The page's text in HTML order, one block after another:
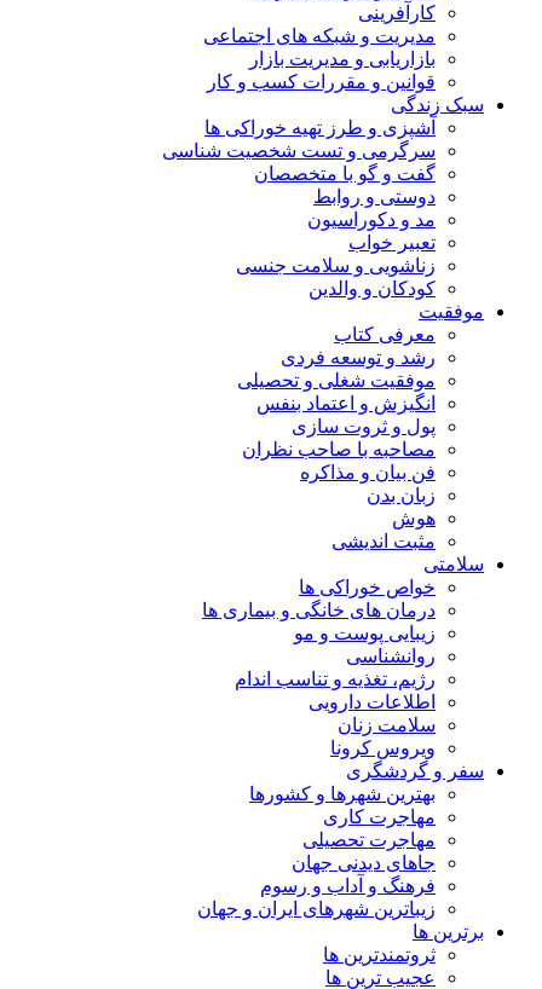
کارآفرینی
مدیریت و شبکه های اجتماعی
بازاریابی و مدیریت بازار
قوانین و مقررات کسب و کار
سبک زندگی
آشپزی و طرز تهیه خوراکی ها
سرگرمی و تست شخصیت شناسی
گفت و گو با متخصصان
دوستی و روابط
مد و دکوراسیون
تعبیر خواب
زناشویی و سلامت جنسی
کودکان و والدین
موفقیت
معرفی کتاب
رشد و توسعه فردی
موفقیت شغلی و تحصیلی
انگیزش و اعتماد بنفس
پول و ثروت سازی
مصاحبه با صاحب نظران
فن بیان و مذاکره
زبان بدن
هوش
مثبت اندیشی
سلامتی
خواص خوراکی ها
درمان های خانگی و بیماری ها
زیبایی پوست و مو
روانشناسی
رژیم، تغذیه و تناسب اندام
اطلاعات دارویی
سلامت زنان
ویروس کرونا
سفر و گردشگری
بهترین شهرها و کشورها
مهاجرت کاری
مهاجرت تحصیلی
جاهای دیدنی جهان
فرهنگ و آداب و رسوم
زیباترین شهرهای ایران و جهان
برترین ها
ثروتمندترین ها
عجیب ترین ها